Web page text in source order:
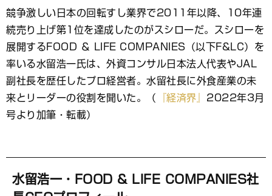
ブ
ッ
ク
マ
ー
ク
競争激しい日本の回転すし業界で2011年以降、10年連
続売り上げ第1位を達成したのがスシローだ。スシローを
展開するFOOD ＆ LIFE COMPANIES（以下F&LC）を
率いる水留浩一氏は、外資コンサル日本法人代表やJAL
副社長を歴任したプロ経営者。水留社長に外食産業の未
来とリーダーの役割を聞いた。（
『経済界』 2022年3月
号より加筆・転載）
水留浩一・FOOD & LIFE COMPANIES社